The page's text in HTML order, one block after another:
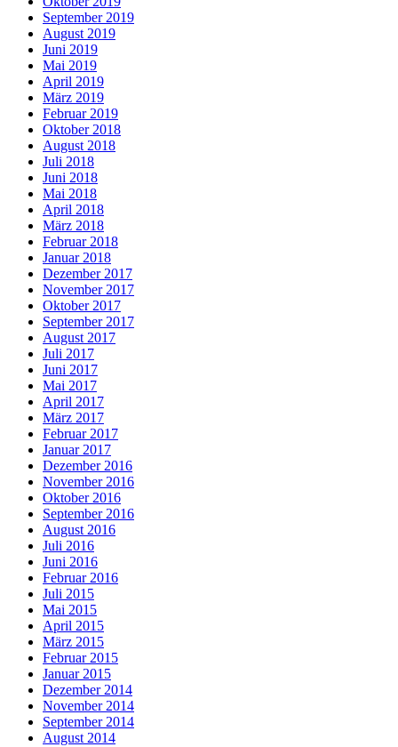
September 2019
August 2019
Juni 2019
Mai 2019
April 2019
März 2019
Februar 2019
Oktober 2018
August 2018
Juli 2018
Juni 2018
Mai 2018
April 2018
März 2018
Februar 2018
Januar 2018
Dezember 2017
November 2017
Oktober 2017
September 2017
August 2017
Juli 2017
Juni 2017
Mai 2017
April 2017
März 2017
Februar 2017
Januar 2017
Dezember 2016
November 2016
Oktober 2016
September 2016
August 2016
Juli 2016
Juni 2016
Februar 2016
Juli 2015
Mai 2015
April 2015
März 2015
Februar 2015
Januar 2015
Dezember 2014
November 2014
September 2014
August 2014